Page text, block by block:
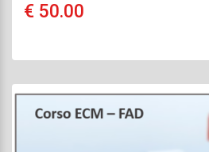
€ 50.00